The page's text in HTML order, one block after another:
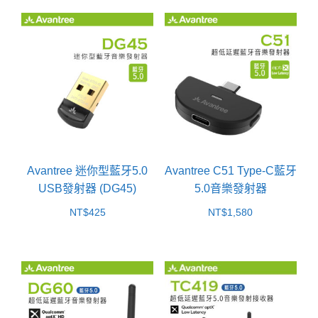
Avantree 迷你型藍牙5.0
USB發射器 (DG45)
NT$425
Avantree C51 Type-C藍牙
5.0音樂發射器
NT$1,580